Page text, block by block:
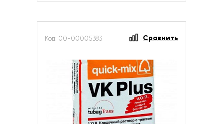
Код: 00-00005383 Сравнить